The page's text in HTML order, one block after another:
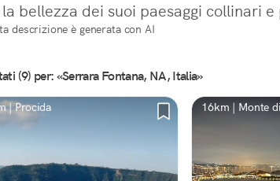
bellezza dei suoi paesaggi collinari
descrizione è generata con AI
(9) per: «Serrara Fontana, NA, Italia»
| Procida 16km | Monte